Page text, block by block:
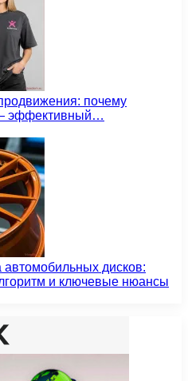
почему
эффективный…
дисков:
и ключевые нюансы